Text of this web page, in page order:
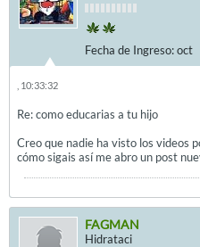
Fecha de Ingreso:oct
, 10:33:32
Re: como educarias a tu hijo
Creo que nadie ha visto los videos
cómo sigais así me abro un post
FAGMAN
Hidrataci